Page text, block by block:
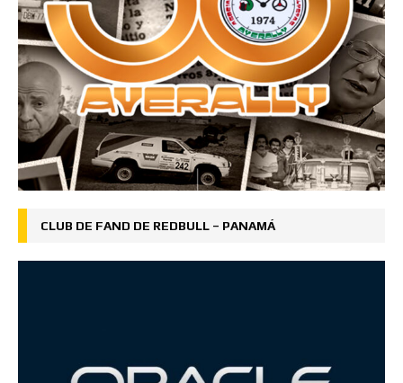
CLUB DE FAND DE REDBULL – PANAMÁ